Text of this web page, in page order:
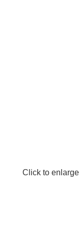
Click to enlarge